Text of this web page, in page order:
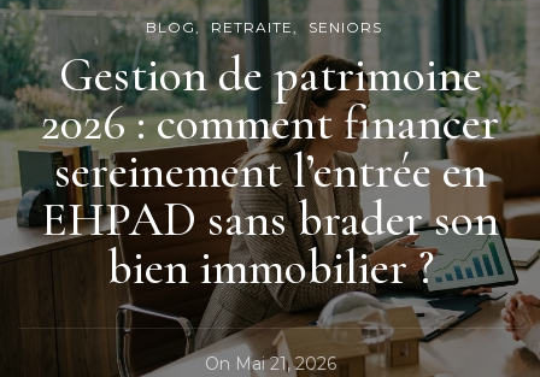
BLOG RETRAITE SENIORS
Gestion de patrimoine
2026 : comment financer
sereinement l’entrée en
EHPAD sans brader son
bien immobilier ?
On Mai 21, 2026